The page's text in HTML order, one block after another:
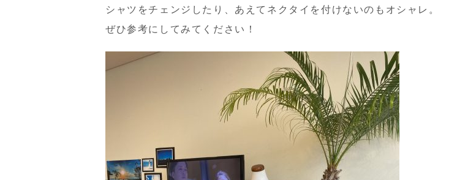
シャツをチェンジしたり、あえてネクタイを付けないのもオシャレ。
ぜひ参考にしてみてください！